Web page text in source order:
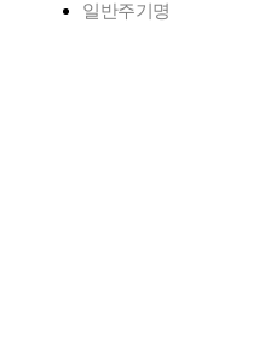
일반주기명